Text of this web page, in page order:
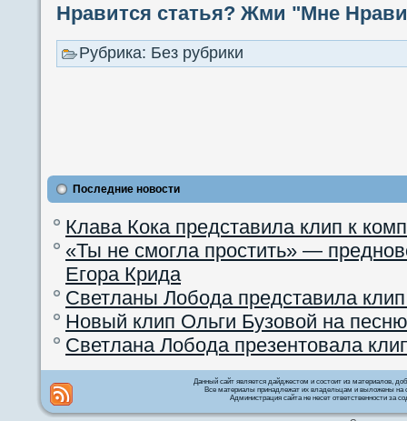
Нравится статья? Жми "Мне
Рубрика: Без рубрики
Последние новости
Клава Кока представила клип к
«Ты не смогла простить» —
Егора Крида
Светланы Лобода представила
Новый клип Ольги Бузовой на
Светлана Лобода презентовала
Данный сайт является дайджестом и состоит из материалов,
Все материалы принадлежат их владельцам и выложены на
Администрация сайта не несет ответственности за